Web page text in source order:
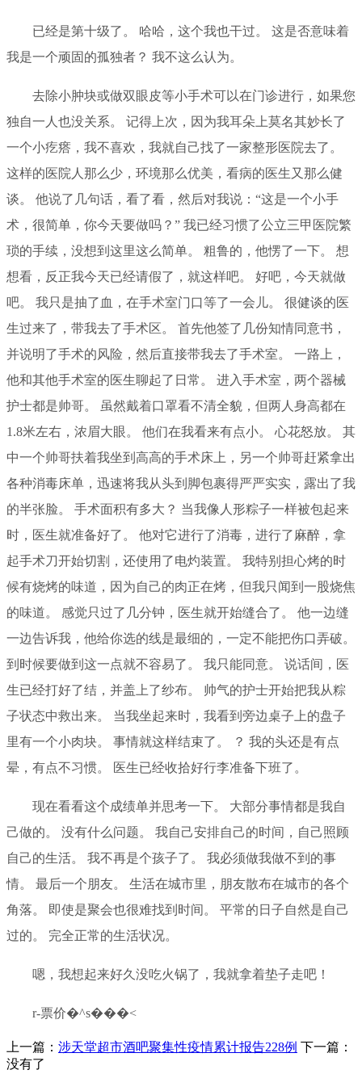
已经是第十级了。 哈哈，这个我也干过。 这是否意味着
我是一个顽固的孤独者？ 我不这么认为。
去除小肿块或做双眼皮等小手术可以在门诊进行，如果您
独自一人也没关系。 记得上次，因为我耳朵上莫名其妙长了
一个小疙瘩，我不喜欢，我就自己找了一家整形医院去了。
这样的医院人那么少，环境那么优美，看病的医生又那么健
谈。 他说了几句话，看了看，然后对我说：“这是一个小手
术，很简单，你今天要做吗？” 我已经习惯了公立三甲医院繁
琐的手续，没想到这里这么简单。 粗鲁的，他愣了一下。 想
想看，反正我今天已经请假了，就这样吧。 好吧，今天就做
吧。 我只是抽了血，在手术室门口等了一会儿。 很健谈的医
生过来了，带我去了手术区。 首先他签了几份知情同意书，
并说明了手术的风险，然后直接带我去了手术室。 一路上，
他和其他手术室的医生聊起了日常。 进入手术室，两个器械
护士都是帅哥。 虽然戴着口罩看不清全貌，但两人身高都在
1.8米左右，浓眉大眼。 他们在我看来有点小。 心花怒放。 其
中一个帅哥扶着我坐到高高的手术床上，另一个帅哥赶紧拿出
各种消毒床单，迅速将我从头到脚包裹得严严实实，露出了我
的半张脸。 手术面积有多大？ 当我像人形粽子一样被包起来
时，医生就准备好了。 他对它进行了消毒，进行了麻醉，拿
起手术刀开始切割，还使用了电灼装置。 我特别担心烤的时
候有烧烤的味道，因为自己的肉正在烤，但我只闻到一股烧焦
的味道。 感觉只过了几分钟，医生就开始缝合了。 他一边缝
一边告诉我，他给你选的线是最细的，一定不能把伤口弄破。
到时候要做到这一点就不容易了。 我只能同意。 说话间，医
生已经打好了结，并盖上了纱布。 帅气的护士开始把我从粽
子状态中救出来。 当我坐起来时，我看到旁边桌子上的盘子
里有一个小肉块。 事情就这样结束了。 ？ 我的头还是有点
晕，有点不习惯。 医生已经收拾好行李准备下班了。
现在看看这个成绩单并思考一下。 大部分事情都是我自
己做的。 没有什么问题。 我自己安排自己的时间，自己照顾
自己的生活。 我不再是个孩子了。 我必须做我做不到的事
情。 最后一个朋友。 生活在城市里，朋友散布在城市的各个
角落。 即使是聚会也很难找到时间。 平常的日子自然是自己
过的。 完全正常的生活状况。
嗯，我想起来好久没吃火锅了，我就拿着垫子走吧！
r-票价�^s���<
上一篇： 涉天堂超市酒吧聚集性疫情累计报告228例 下一篇：
没有了